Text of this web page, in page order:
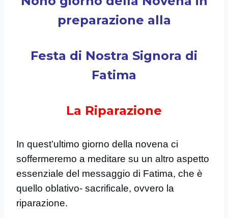
preparazione alla
Festa di Nostra Signora di
Fatima
La Riparazione
In quest’ultimo giorno della novena ci
soffermeremo a meditare su un altro aspetto
essenziale del messaggio di Fatima, che è
quello oblativo- sacrificale, ovvero la
riparazione.